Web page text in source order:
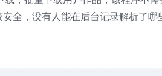
全，没有人能在后台记录解析了哪